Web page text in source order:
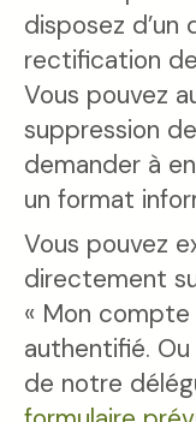
disposez
rectification
Vous pouvez
suppression
demander à
un format
Vous pouvez
directement
« Mon compte
authentifié.
de notre